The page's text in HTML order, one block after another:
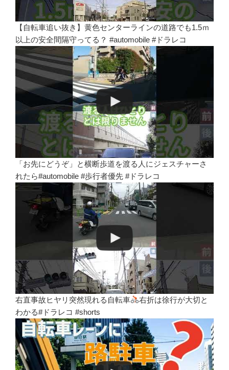
【自転車追い抜き】黄色センターラインの道路でも1.5ｍ
以上の安全間隔守ってる？ #automobile #ドラレコ
「お先にどうぞ」と横断歩道を渡る人にジェスチャーさ
れたら#automobile #歩行者優先 #ドラレコ
右直事故ヒヤリ突然現れる自転車
右折は徐行が大切と
わかる#ドラレコ #shorts